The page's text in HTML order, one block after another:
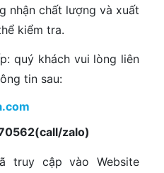
nhận chất lượng và xuất
kiểm tra.
quý khách vui lòng liên
tin sau:
zalo)
truy cập vào Website